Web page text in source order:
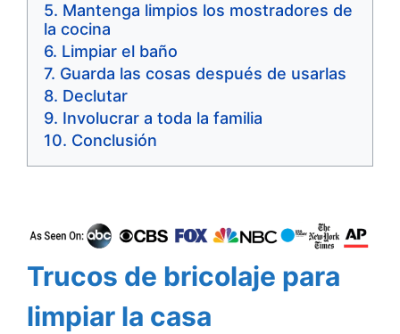
Mantenga limpios los mostradores de
la cocina
Limpiar el baño
Guarda las cosas después de usarlas
Declutar
Involucrar a toda la familia
Conclusión
Trucos de bricolaje para
limpiar la casa